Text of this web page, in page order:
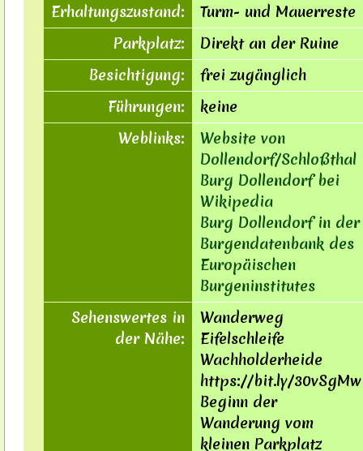
Erhaltungszustand:
Turm- und Mauerreste
Parkplatz:
Direkt an der Ruine
Besichtigung:
frei zugänglich
Führungen:
keine
Weblinks:
Website von
Dollendorf/Schloßthal
Burg Dollendorf bei
Wikipedia
Burg Dollendorf in der
Burgendatenbank des
Europäischen
Burgeninstitutes
Sehenswertes in
der Nähe:
Wanderweg
Eifelschleife
Wachholderheide
https://bit.ly/30vSgMw
Beginn der
Wanderung vom
kleinen Parkplatz